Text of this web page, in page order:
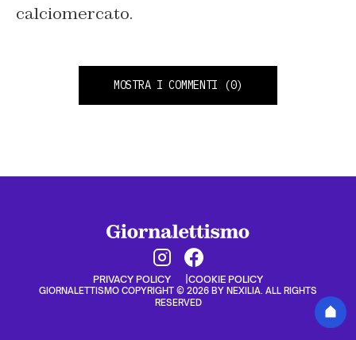
calciomercato.
MOSTRA I COMMENTI (0)
PRIVACY POLICY COOKIE POLICY
GIORNALETTISMO COPYRIGHT © 2026 BY NEXILIA. ALL RIGHTS
RESERVED